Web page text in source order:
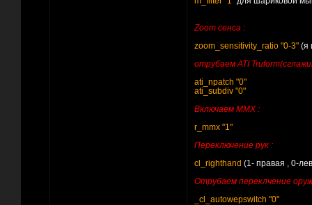
Zoom сенса :
zoom_sensitivity_ratio "0-3" (я
отрубаем ATI
ati_npatch "0"
ati_subdiv "0"
Включаем MMX :
r_mmx "1"
Переключение рук :
cl_righthand (1- правая , 0-
Отрубаем переклчение
_cl_autowepswitch "0"